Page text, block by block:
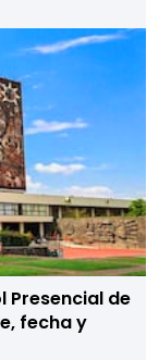
Presencial de
fecha y